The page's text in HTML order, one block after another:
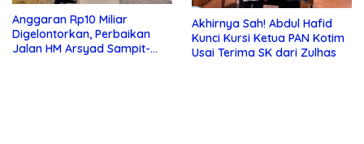
Anggaran Rp10 Miliar
Digelontorkan, Perbaikan
Jalan HM Arsyad Sampit-
Akhirnya Sah! Abdul Hafid
Kunci Kursi Ketua PAN Kotim
Usai Terima SK dari Zulhas